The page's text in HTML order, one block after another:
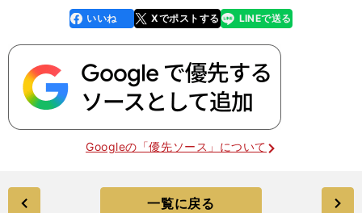
faceboo
k
いいね Xでポストする
line LINEで送る
Googleの「優先ソース」について
一覧に戻る